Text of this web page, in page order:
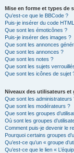
Mise en forme et types de
Qu’est-ce que le BBCode ?
Puis-je insérer du code
Que sont les émoticônes ?
Puis-je insérer des images ?
Que sont les annonces
Que sont les annonces ?
Que sont les notes ?
Que sont les sujets
Que sont les icônes de sujet
Niveaux des utilisateurs et
Que sont les administrateurs
Que sont les modérateurs ?
Que sont les groupes
Où sont les groupes
Comment puis-je devenir le
Pourquoi certains groupes
Qu’est-ce qu’un « groupe
Qu’est-ce que le lien «